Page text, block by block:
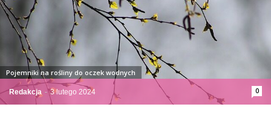
Redakcja - 3 lutego 2024 0
Pojemniki na rośliny do oczek wodnych